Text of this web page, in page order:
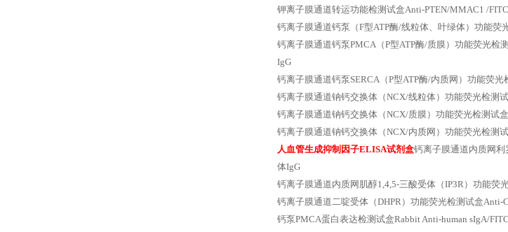
钾离子膜通道转运功能检测试盒Anti-PTEN/MMAC1 /
钙离子膜通道钙泵（F型ATP酶/线粒体、叶绿体）功能荧
钙离子膜通道钙泵PMCA（P型ATP酶/质膜）功能荧光检
IgG
钙离子膜通道钙泵SERCA（P型ATP酶/内质网）功能荧
钙离子膜通道钠钙交换体（NCX/线粒体）功能荧光检测
钙离子膜通道钠钙交换体（NCX/质膜）功能荧光检测试
钙离子膜通道钠钙交换体（NCX/内质网）功能荧光检测
人血管生成抑制因子ELISA试剂盒钙离子膜通道内质网利
体IgG
钙离子膜通道内质网肌醇1,4,5-三酸受体（IP3R）功能荧
钙离子膜通道二啶受体（DHPR）功能荧光检测试盒
钙泵PMCA蛋白表达检测试盒Rabbit Anti-human sIgA/